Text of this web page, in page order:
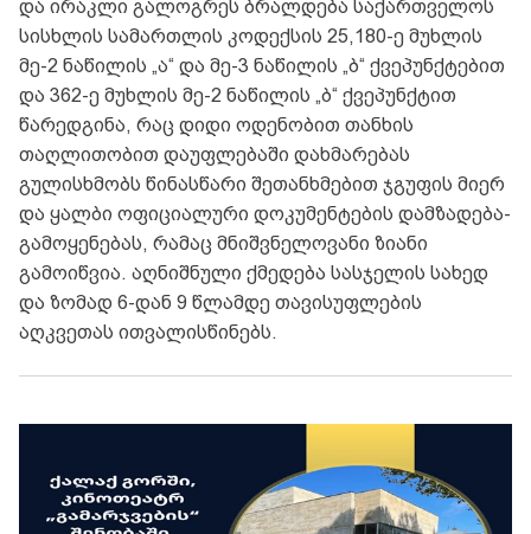
და ირაკლი გალოგრეს ბრალდება საქართველოს
სისხლის სამართლის კოდექსის 25,180-ე მუხლის
მე-2 ნაწილის „ა“ და მე-3 ნაწილის „ბ“ ქვეპუნქტებით
და 362-ე მუხლის მე-2 ნაწილის „ბ“ ქვეპუნქტით
წარედგინა, რაც დიდი ოდენობით თანხის
თაღლითობით დაუფლებაში დახმარებას
გულისხმობს წინასწარი შეთანხმებით ჯგუფის მიერ
და ყალბი ოფიციალური დოკუმენტების დამზადება-
გამოყენებას, რამაც მნიშვნელოვანი ზიანი
გამოიწვია. აღნიშნული ქმედება სასჯელის სახედ
და ზომად 6-დან 9 წლამდე თავისუფლების
აღკვეთას ითვალისწინებს.